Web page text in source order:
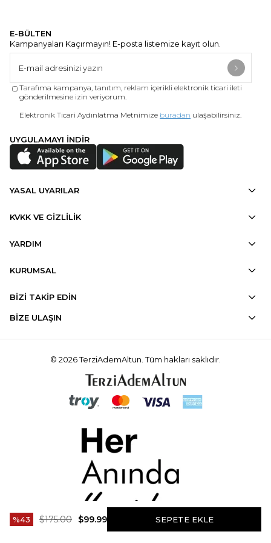
E-BÜLTEN
Kampanyaları Kaçırmayın! E-posta listemize kayıt olun.
Tarafıma kampanya, tanıtım, reklam içerikli elektronik ticari ileti
gönderilmesine izin veriyorum.
Elektronik Ticari Aydınlatma Metnimize buradan ulaşabilirsiniz.
UYGULAMAYI İNDİR
YASAL UYARILAR
KVKK VE GİZLİLİK
YARDIM
KURUMSAL
BİZİ TAKİP EDİN
BİZE ULAŞIN
© 2026 TerziAdemAltun. Tüm hakları saklıdır.
43 $175.00 $99.99